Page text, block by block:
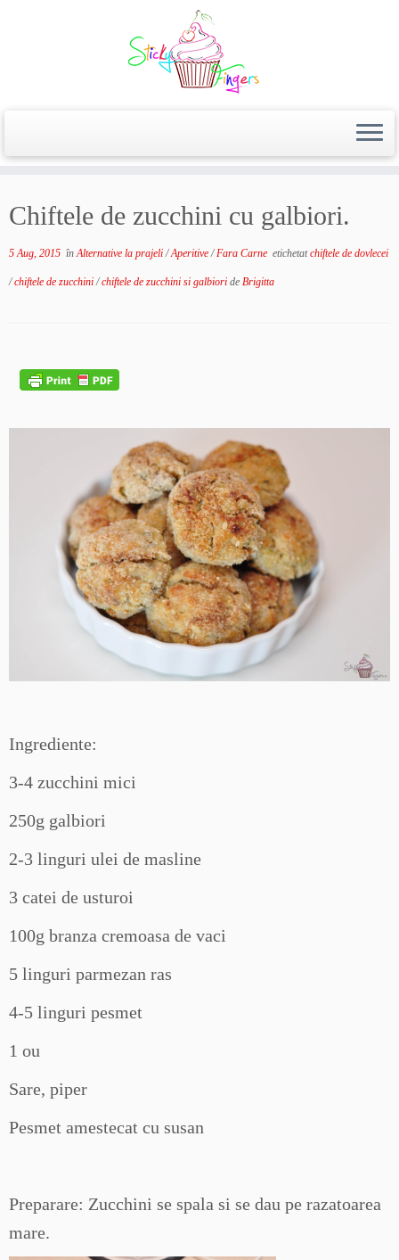
Chiftele de zucchini cu galbiori.
5 Aug, 2015 înAlternative la prajeli/Aperitive/Fara Carne etichetatchiftele de dovlecei
/chiftele de zucchini/chiftele de zucchini si galbiori de Brigitta
Ingrediente:
3-4 zucchini mici
250g galbiori
2-3 linguri ulei de masline
3 catei de usturoi
100g branza cremoasa de vaci
5 linguri parmezan ras
4-5 linguri pesmet
1 ou
Sare, piper
Pesmet amestecat cu susan
Preparare: Zucchini se spala si se dau pe razatoarea
mare.